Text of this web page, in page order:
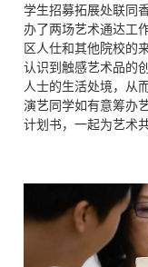
学生招募拓展处联同
办了两场艺术通达工
区人仕和其他院校的
认识到触感艺术品的
人士的生活处境，从
演艺同学如有意筹办
计划书，一起为艺术